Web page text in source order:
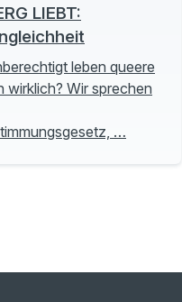
LIEBT:
leben queere
wirklich? Wir sprechen
…